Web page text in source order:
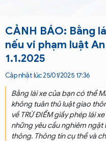
CẢNH BÁO: Bằng
nếu vi phạm luật
1.1.2025
Cập nhật lúc 25/01/2025 17:36
Bằng lái xe của bạn có thể
không tuân thủ luật giao
về TRỪ ĐIỂM giấy phép lái
những yêu cầu nghiêm
thông. Thông tin cụ thể và